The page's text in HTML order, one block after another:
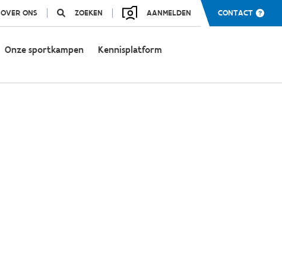
OVER ONS ZOEKEN AANMELDEN CONTACT
Onze sportkampen Kennisplatform